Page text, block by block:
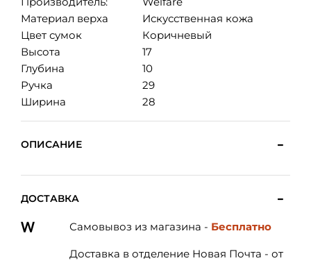
Материал верха
Искусственная кожа
Цвет сумок
Коричневый
Высота
17
Глубина
10
Ручка
29
Ширина
28
ОПИСАНИЕ
ДОСТАВКА
Самовывоз из магазина - Бесплатно
Доставка в отделение Новая Почта - от